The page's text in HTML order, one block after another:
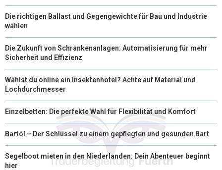
Die richtigen Ballast und Gegengewichte für Bau und Industrie
wählen
Die Zukunft von Schrankenanlagen: Automatisierung für mehr
Sicherheit und Effizienz
Wählst du online ein Insektenhotel? Achte auf Material und
Lochdurchmesser
Einzelbetten: Die perfekte Wahl für Flexibilität und Komfort
Bartöl – Der Schlüssel zu einem gepflegten und gesunden Bart
Segelboot mieten in den Niederlanden: Dein Abenteuer beginnt
hier